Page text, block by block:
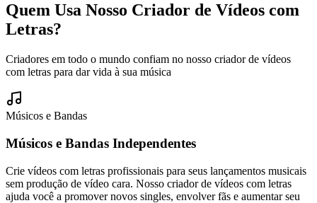
Quem Usa Nosso Criador de Vídeos com
Letras?
Criadores em todo o mundo confiam no nosso criador de vídeos
com letras para dar vida à sua música
Músicos e Bandas
Músicos e Bandas Independentes
Crie vídeos com letras profissionais para seus lançamentos musicais
sem produção de vídeo cara. Nosso criador de vídeos com letras
ajuda você a promover novos singles, envolver fãs e aumentar seu